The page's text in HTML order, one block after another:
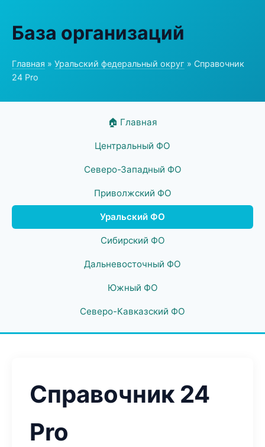
База организаций
Главная » Уральский федеральный округ » Справочник
24 Pro
🏠 Главная
Центральный ФО
Северо-Западный ФО
Приволжский ФО
Уральский ФО
Сибирский ФО
Дальневосточный ФО
Южный ФО
Северо-Кавказский ФО
Справочник 24
Pro